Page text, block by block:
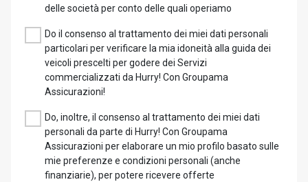
delle società per conto delle quali operiamo
Do il consenso al trattamento dei miei dati personali
particolari per verificare la mia idoneità alla guida dei
veicoli prescelti per godere dei Servizi
commercializzati da Hurry! Con Groupama
Assicurazioni!
Do, inoltre, il consenso al trattamento dei miei dati
personali da parte di Hurry! Con Groupama
Assicurazioni per elaborare un mio profilo basato sulle
mie preferenze e condizioni personali (anche
finanziarie), per potere ricevere offerte